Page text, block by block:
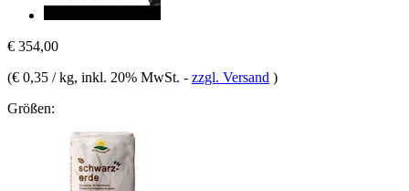
€ 354,00
(€ 0,35 / kg, inkl. 20% MwSt. - zzgl. Versand )
Größen: